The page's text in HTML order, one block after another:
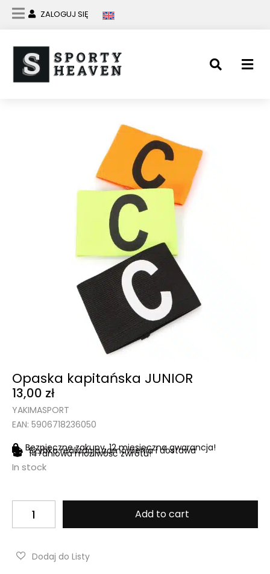
ZALOGUJ SIĘ
Opaska kapitańska JUNIOR
13,00 zł
YAKIMASPORT
EAN: 5906718236050
Bezpieczne zakupy, 12 miesięczna gwarancja!
Szybka realizacja zamówienia i dostawa
14-dniowa możliwość zwrotu!
In stock
Add to cart